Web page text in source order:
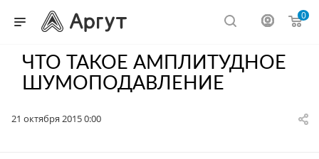
0
ЧТО ТАКОЕ АМПЛИТУДНОЕ
ШУМОПОДАВЛЕНИЕ
21 октября 2015 0:00